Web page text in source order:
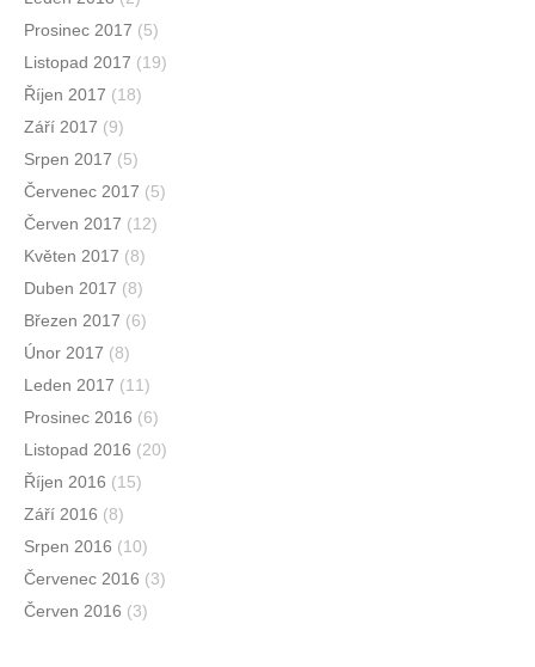
Prosinec 2017 (5)
Listopad 2017 (19)
Říjen 2017 (18)
Září 2017 (9)
Srpen 2017 (5)
Červenec 2017 (5)
Červen 2017 (12)
Květen 2017 (8)
Duben 2017 (8)
Březen 2017 (6)
Únor 2017 (8)
Leden 2017 (11)
Prosinec 2016 (6)
Listopad 2016 (20)
Říjen 2016 (15)
Září 2016 (8)
Srpen 2016 (10)
Červenec 2016 (3)
Červen 2016 (3)